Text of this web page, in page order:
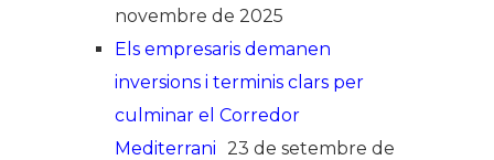
novembre de 2025
Els empresaris demanen
inversions i terminis clars per
culminar el Corredor
Mediterrani 23 de setembre de